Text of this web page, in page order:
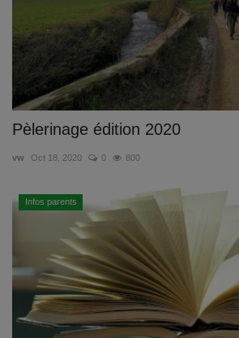
Pèlerinage édition 2020
vw Oct 18, 2020 0 800
Infos parents